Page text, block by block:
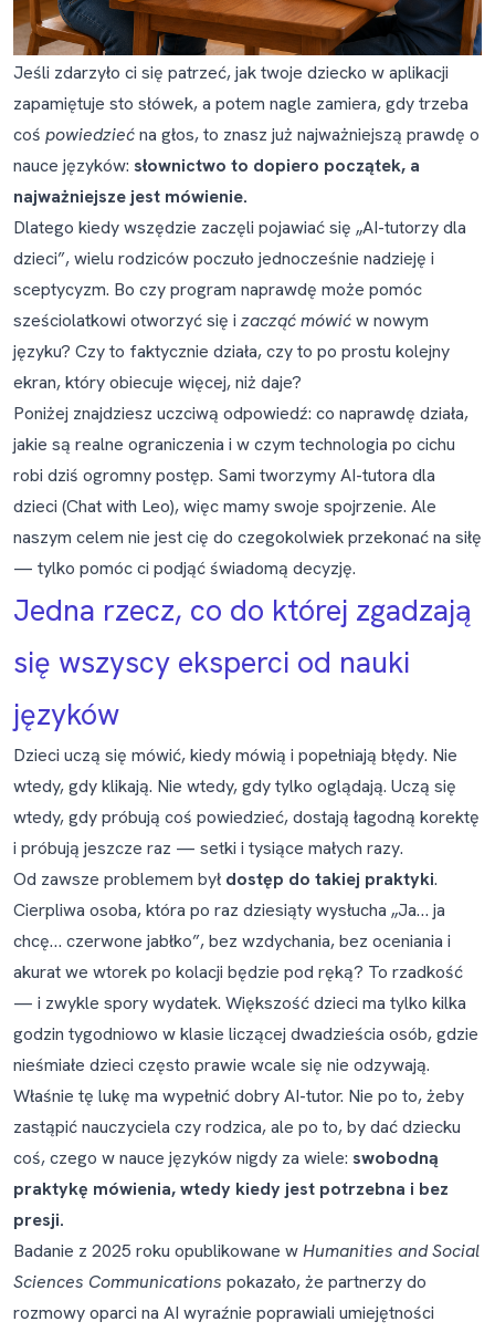
Najczęściej zadawane pytania
Daj swojemu dziecku praktykę, która
naprawdę buduje płynność
Jeśli zdarzyło ci się patrzeć, jak twoje dziecko w aplikacji
zapamiętuje sto słówek, a potem nagle zamiera, gdy trzeba
coś powiedziećna głos, to znasz już najważniejszą prawdę o
nauce języków: słownictwo to dopiero początek, a
najważniejsze jest mówienie.
Dlatego kiedy wszędzie zaczęli pojawiać się „AI-tutorzy dla
dzieci”, wielu rodziców poczuło jednocześnie nadzieję i
sceptycyzm. Bo czy program naprawdę może pomóc
sześciolatkowi otworzyć się i zacząć mówićw nowym
języku? Czy to faktycznie działa, czy to po prostu kolejny
ekran, który obiecuje więcej, niż daje?
Poniżej znajdziesz uczciwą odpowiedź: co naprawdę działa,
jakie są realne ograniczenia i w czym technologia po cichu
robi dziś ogromny postęp. Sami tworzymy AI-tutora dla
dzieci (Chat with Leo), więc mamy swoje spojrzenie. Ale
naszym celem nie jest cię do czegokolwiek przekonać na siłę
— tylko pomóc ci podjąć świadomą decyzję.
Jedna rzecz, co do której zgadzają
się wszyscy eksperci od nauki
języków
Dzieci uczą się mówić, kiedy mówią i popełniają błędy. Nie
wtedy, gdy klikają. Nie wtedy, gdy tylko oglądają. Uczą się
wtedy, gdy próbują coś powiedzieć, dostają łagodną korektę
i próbują jeszcze raz — setki i tysiące małych razy.
Od zawsze problemem był dostęp do takiej praktyki.
Cierpliwa osoba, która po raz dziesiąty wysłucha „Ja… ja
chcę… czerwone jabłko”, bez wzdychania, bez oceniania i
akurat we wtorek po kolacji będzie pod ręką? To rzadkość
— i zwykle spory wydatek. Większość dzieci ma tylko kilka
godzin tygodniowo w klasie liczącej dwadzieścia osób, gdzie
nieśmiałe dzieci często prawie wcale się nie odzywają.
Właśnie tę lukę ma wypełnić dobry AI-tutor. Nie po to, żeby
zastąpić nauczyciela czy rodzica, ale po to, by dać dziecku
coś, czego w nauce języków nigdy za wiele: swobodną
praktykę mówienia, wtedy kiedy jest potrzebna i bez
presji.
Badanie z 2025 roku opublikowane wHumanities and Social
Sciences Communications pokazało, że partnerzy do
rozmowy oparci na AI wyraźnie poprawiali umiejętności